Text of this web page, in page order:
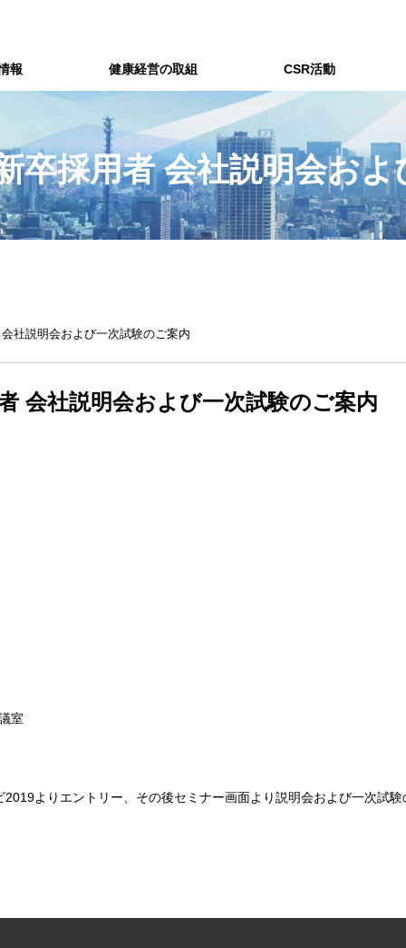
報 健康経営の取組 CSR活動
卒採用者 会社説明会お
社説明会および一次試験のご案内
会社説明会および一次試験のご案内
室
よりエントリー、その後セミナー画面より説明会および一次試験